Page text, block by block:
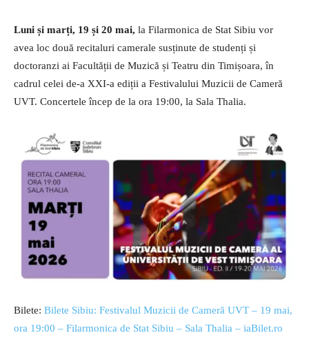
Luni și marți, 19 și 20 mai, la Filarmonica de Stat Sibiu vor
avea loc două recitaluri camerale susținute de studenți și
doctoranzi ai Facultății de Muzică și Teatru din Timișoara, în
cadrul celei de-a XXI-a ediții a Festivalului Muzicii de Cameră
UVT. Concertele încep de la ora 19:00, la Sala Thalia.
Bilete: Bilete Sibiu: Festivalul Muzicii de Cameră UVT – 19 mai,
ora 19:00 – Filarmonica de Stat Sibiu – Sala Thalia – iaBilet.ro